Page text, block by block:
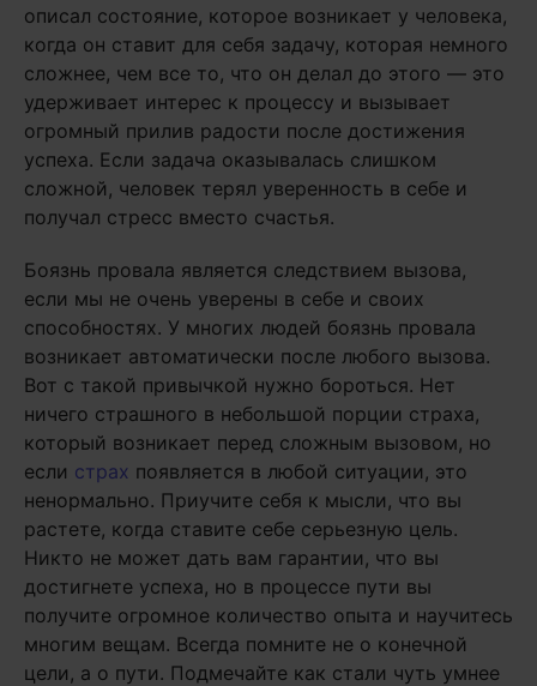
описал состояние, которое возникает у человека,
когда он ставит для себя задачу, которая немного
сложнее, чем все то, что он делал до этого — это
удерживает интерес к процессу и вызывает
огромный прилив радости после достижения
успеха. Если задача оказывалась слишком
сложной, человек терял уверенность в себе и
получал стресс вместо счастья.
Боязнь провала является следствием вызова,
если мы не очень уверены в себе и своих
способностях. У многих людей боязнь провала
возникает автоматически после любого вызова.
Вот с такой привычкой нужно бороться. Нет
ничего страшного в небольшой порции страха,
который возникает перед сложным вызовом, но
если страх появляется в любой ситуации, это
ненормально. Приучите себя к мысли, что вы
растете, когда ставите себе серьезную цель.
Никто не может дать вам гарантии, что вы
достигнете успеха, но в процессе пути вы
получите огромное количество опыта и научитесь
многим вещам. Всегда помните не о конечной
цели, а о пути. Подмечайте как стали чуть умнее